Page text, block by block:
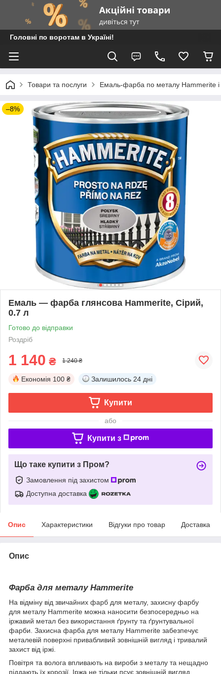
Головні по воротам в Україні!
Товари та послуги Емаль-фарба по металу Hammerite і
–8%
Емаль — фарба глянсова Hammerite, Сірий,
0.7 л
Готово до відправки
Роздріб
1 140 ₴ 1 240 ₴
Економія 100 ₴ Залишилось 24 дні
Купити
або
Купити з
Що таке купити з Пром?
Замовлення під захистом
Доступна доставка
Опис Характеристики Відгуки про товар Доставка
Опис
Фарба для металу Hammerite
На відміну від звичайних фарб для металу, захисну фарбу
для металу Hammerite можна наносити безпосередньо на
іржавий метал без використання ґрунту та ґрунтувальної
фарби. Захисна фарба для металу Hammerite забезпечує
металевій поверхні привабливий зовнішній вигляд і тривалий
захист від іржі.
Повітря та волога впливають на вироби з металу та нещадно
піддають їх корозії. Іржа не тільки псує зовнішній вигляд